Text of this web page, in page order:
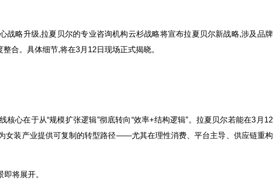
战略升级,拉夏贝尔的专业咨询机构云杉战略将宣布拉夏贝尔新战略,涉及品
合。具体细节,将在3月12日现场正式揭晓。
心在于从“规模扩张逻辑”彻底转向“效率+结构逻辑”。拉夏贝尔若能在3月12
女装产业提供可复制的转型路径——尤其在理性消费、平台主导、供应链重
即将展开。